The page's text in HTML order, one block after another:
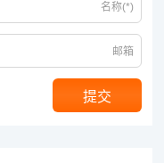
名称(*)
邮箱